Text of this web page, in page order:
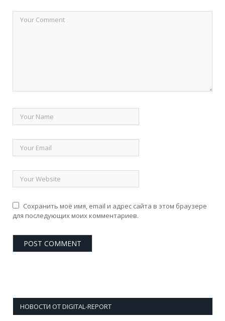
Сохранить моё имя, email и адрес сайта в этом браузере
для последующих моих комментариев.
НОВОСТИ ОТ DIGITAL-REPORT